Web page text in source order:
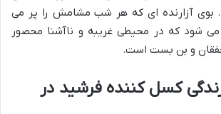
بوی آزارنده ای که هر شب مشامش را پر می
می شود که در محیطی غریبه و ناآشنا محصور
و بن بست است.
کسل کننده فرشید در